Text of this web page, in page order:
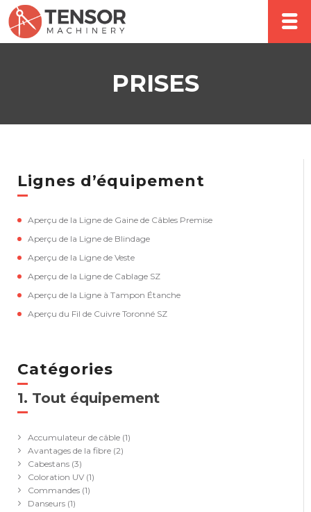
PRISES
Lignes d’équipement
Aperçu de la Ligne de Gaine de Câbles Premise
Aperçu de la Ligne de Blindage
Aperçu de la Ligne de Veste
Aperçu de la Ligne de Cablage SZ
Aperçu de la Ligne à Tampon Étanche
Aperçu du Fil de Cuivre Toronné SZ
Catégories
1. Tout équipement
Accumulateur de câble (1)
Avantages de la fibre (2)
Cabestans (3)
Coloration UV (1)
Commandes (1)
Danseurs (1)